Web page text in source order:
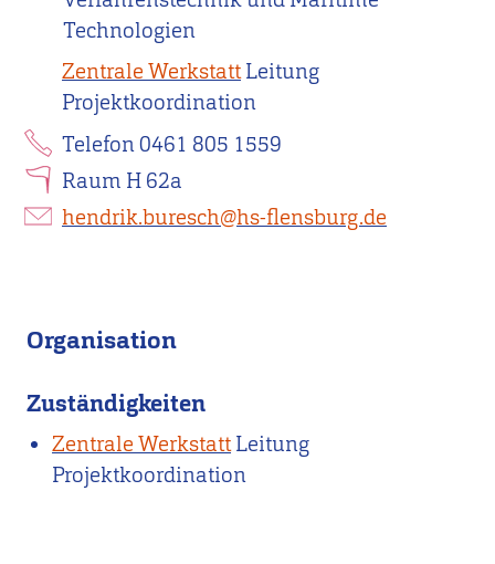
Technologien
Zentrale WerkstattLeitung
Projektkoordination
Telefon 0461 805 1559
Raum H 62a
hendrik.buresch@hs-flensburg.de
Organisation
Zuständigkeiten
Zentrale WerkstattLeitung
Projektkoordination